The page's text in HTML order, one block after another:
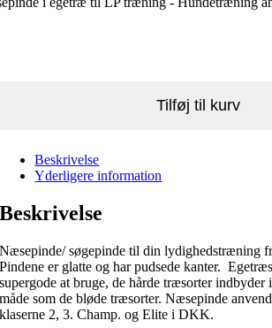
Tilføj til kurv
Beskrivelse
Yderligere information
Beskrivelse
Næsepinde/ søgepinde til din lydighedstræning
Pindene er glatte og har pudsede kanter.
supergode at bruge, de hårde træsorter indbyder
måde som de bløde træsorter. Næsepinde
klaserne 2, 3. Champ. og Elite i DKK.